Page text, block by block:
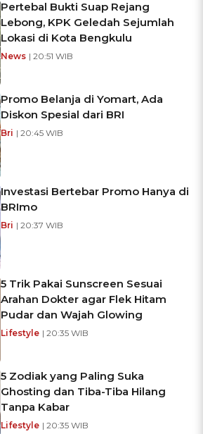
Pertebal Bukti Suap Rejang
Lebong, KPK Geledah Sejumlah
Lokasi di Kota Bengkulu
News | 20:51 WIB
Promo Belanja di Yomart, Ada
Diskon Spesial dari BRI
Bri | 20:45 WIB
Investasi Bertebar Promo Hanya di
BRImo
Bri | 20:37 WIB
5 Trik Pakai Sunscreen Sesuai
Arahan Dokter agar Flek Hitam
Pudar dan Wajah Glowing
Lifestyle | 20:35 WIB
5 Zodiak yang Paling Suka
Ghosting dan Tiba-Tiba Hilang
Tanpa Kabar
Lifestyle | 20:35 WIB